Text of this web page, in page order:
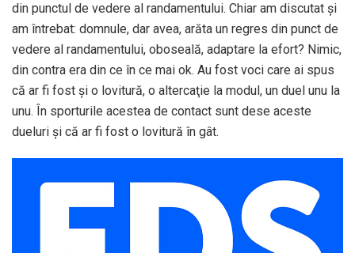
din punctul de vedere al randamentului. Chiar am discutat şi
am întrebat: domnule, dar avea, arăta un regres din punct de
vedere al randamentului, oboseală, adaptare la efort? Nimic,
din contra era din ce în ce mai ok. Au fost voci care ai spus
că ar fi fost şi o lovitură, o altercaţie la modul, un duel unu la
unu. În sporturile acestea de contact sunt dese aceste
dueluri şi că ar fi fost o lovitură în gât.